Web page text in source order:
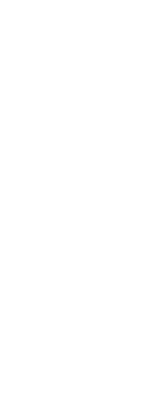
サングラス